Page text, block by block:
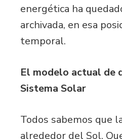
energética ha
archivada, en esa
temporal.
El modelo actual de
Sistema Solar
Todos sabemos que
alrededor del Sol.